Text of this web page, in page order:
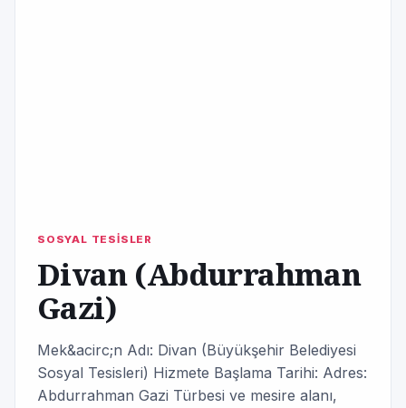
SOSYAL TESİSLER
Divan (Abdurrahman
Gazi)
Mek&acirc;n Adı: Divan (Büyükşehir Belediyesi
Sosyal Tesisleri) Hizmete Başlama Tarihi: Adres:
Abdurrahman Gazi Türbesi ve mesire alanı,